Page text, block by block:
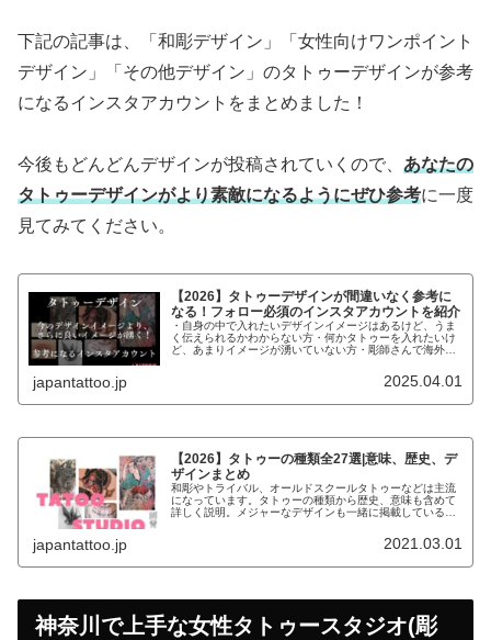
下記の記事は、「和彫デザイン」「女性向けワンポイント
デザイン」「その他デザイン」のタトゥーデザインが参考
になるインスタアカウントをまとめました！
今後もどんどんデザインが投稿されていくので、 あなたの
タトゥーデザインがより素敵になるようにぜひ参考に一度
見てみてください。
【2026】タトゥーデザインが間違いなく参考に
なる！フォロー必須のインスタアカウントを紹介
・自身の中で入れたいデザインイメージはあるけど、うま
く伝えられるかわからない方・何かタトゥーを入れたいけ
ど、あまりイメージが湧いていない方・彫師さんで海外の
japantattoo.jp 2025.04.01
【2026】タトゥーの種類全27選|意味、歴史、デ
ザインまとめ
和彫やトライバル、オールドスクールタトゥーなどは主流
になっています。タトゥーの種類から歴史、意味も含めて
詳しく説明。メジャーなデザインも一緒に掲載しているの
japantattoo.jp 2021.03.01
神奈川で上手な女性タトゥースタジオ(彫